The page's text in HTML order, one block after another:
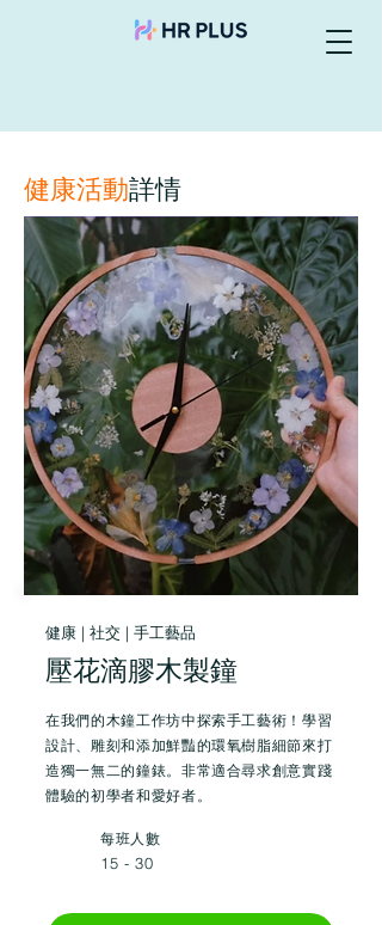
健康活動詳情
健康 | 社交 | 手工藝品
壓花滴膠木製鐘
在我們的木鐘工作坊中探索手工藝術！學習
設計、雕刻和添加鮮豔的環氧樹脂細節來打
造獨一無二的鐘錶。非常適合尋求創意實踐
體驗的初學者和愛好者。
每班人數
15 - 30